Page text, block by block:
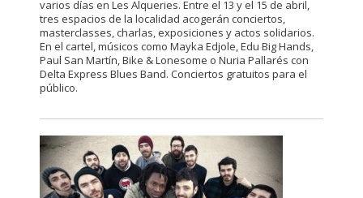
varios días en Les Alqueries. Entre el 13 y el 15 de abril,
tres espacios de la localidad acogerán conciertos,
masterclasses, charlas, exposiciones y actos solidarios.
En el cartel, músicos como Mayka Edjole, Edu Big Hands,
Paul San Martín, Bike & Lonesome o Nuria Pallarés con
Delta Express Blues Band. Conciertos gratuitos para el
público.